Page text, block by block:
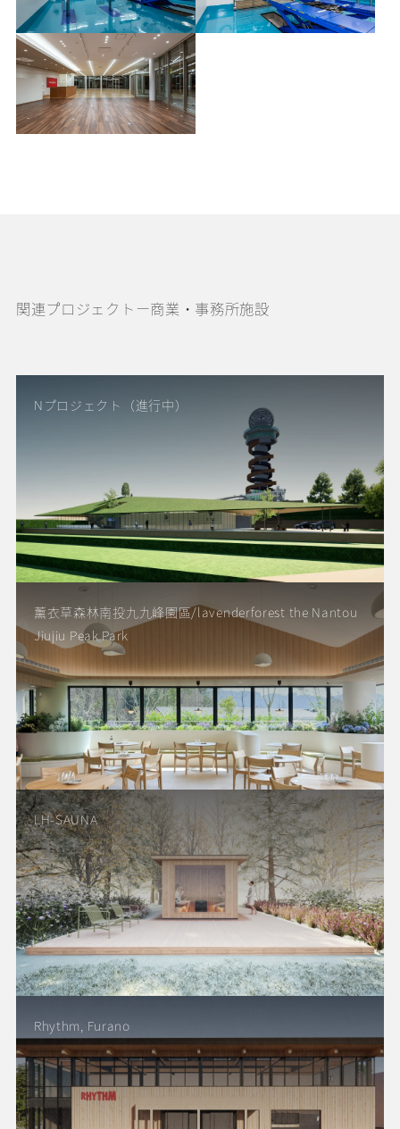
関連プロジェクトー商業・事務所施設
Nプロジェクト（進行中）
薰衣草森林南投九九峰園區/lavenderforest the Nantou
Jiujiu Peak Park
LH-SAUNA
Rhythm, Furano